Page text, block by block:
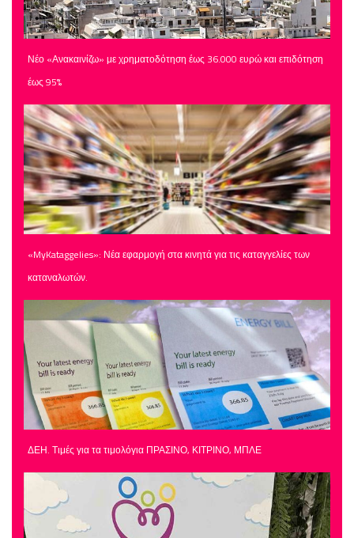
Νέο «Ανακαινίζω» με χρηματοδότηση έως 36.000 ευρώ και επιδότηση
έως 95%
«MyKataggelies»: Νέα εφαρμογή στα κινητά για τις καταγγελίες των
καταναλωτών.
ΔΕΗ. Τιμές για τα τιμολόγια ΠΡΑΣΙΝΟ, ΚΙΤΡΙΝΟ, ΜΠΛΕ